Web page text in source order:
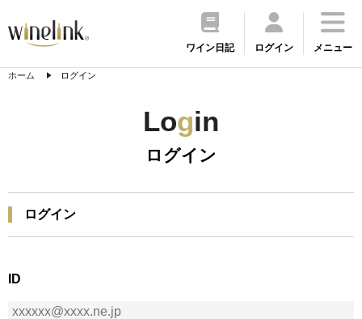
ワイン日記 ログイン メニュー
ホーム ログイン
Login
ログイン
ログイン
ID